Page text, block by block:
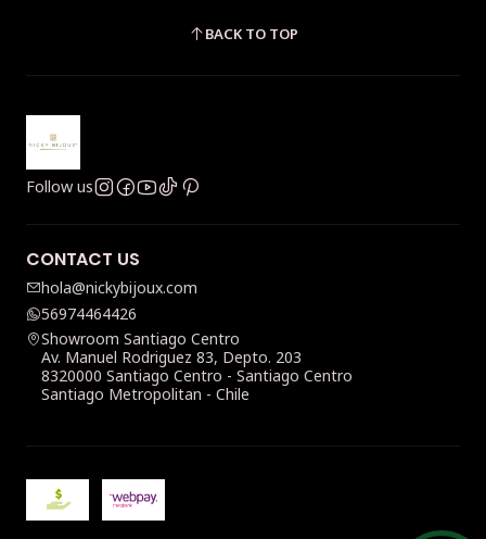
BACK TO TOP
Follow us
CONTACT US
hola@nickybijoux.com
56974464426
Showroom Santiago Centro
Av. Manuel Rodriguez 83, Depto. 203
8320000 Santiago Centro - Santiago Centro
Santiago Metropolitan - Chile